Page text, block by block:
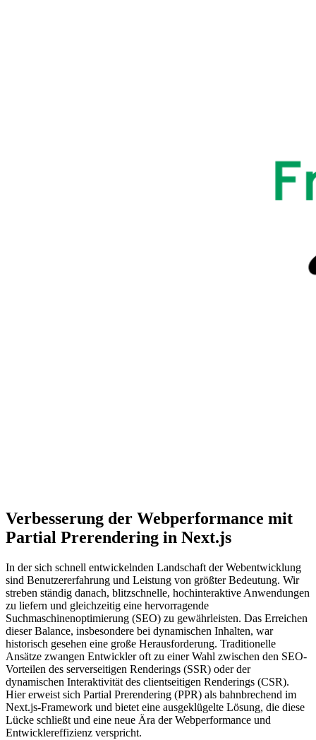
Verbesserung der Webperformance mit
Partial Prerendering in Next.js
In der sich schnell entwickelnden Landschaft der Webentwicklung
sind Benutzererfahrung und Leistung von größter Bedeutung. Wir
streben ständig danach, blitzschnelle, hochinteraktive Anwendungen
zu liefern und gleichzeitig eine hervorragende
Suchmaschinenoptimierung (SEO) zu gewährleisten. Das Erreichen
dieser Balance, insbesondere bei dynamischen Inhalten, war
historisch gesehen eine große Herausforderung. Traditionelle
Ansätze zwangen Entwickler oft zu einer Wahl zwischen den SEO-
Vorteilen des serverseitigen Renderings (SSR) oder der
dynamischen Interaktivität des clientseitigen Renderings (CSR).
Hier erweist sich Partial Prerendering (PPR) als bahnbrechend im
Next.js-Framework und bietet eine ausgeklügelte Lösung, die diese
Lücke schließt und eine neue Ära der Webperformance und
Entwicklereffizienz verspricht.